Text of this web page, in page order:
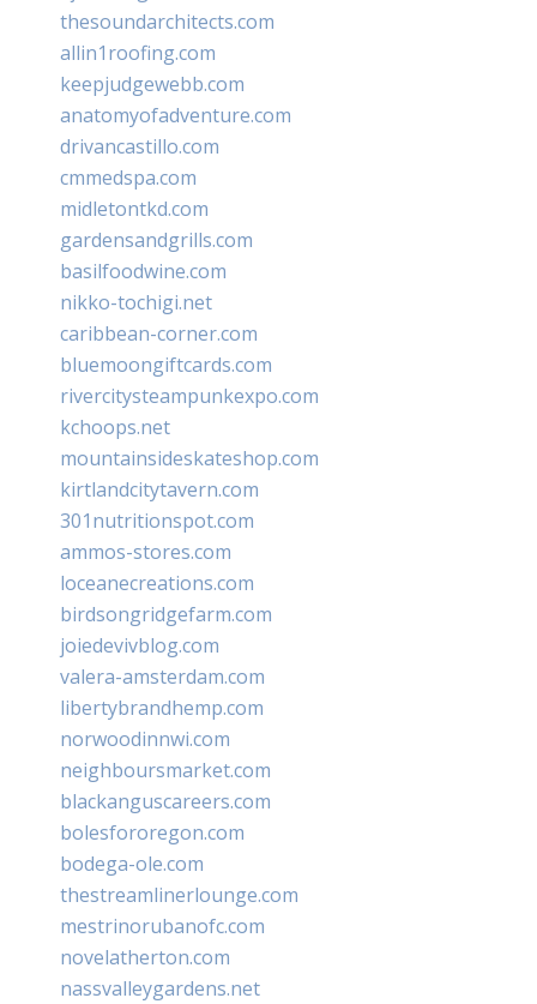
thesoundarchitects.com
allin1roofing.com
keepjudgewebb.com
anatomyofadventure.com
drivancastillo.com
cmmedspa.com
midletontkd.com
gardensandgrills.com
basilfoodwine.com
nikko-tochigi.net
caribbean-corner.com
bluemoongiftcards.com
rivercitysteampunkexpo.com
kchoops.net
mountainsideskateshop.com
kirtlandcitytavern.com
301nutritionspot.com
ammos-stores.com
loceanecreations.com
birdsongridgefarm.com
joiedevivblog.com
valera-amsterdam.com
libertybrandhemp.com
norwoodinnwi.com
neighboursmarket.com
blackanguscareers.com
bolesfororegon.com
bodega-ole.com
thestreamlinerlounge.com
mestrinorubanofc.com
novelatherton.com
nassvalleygardens.net